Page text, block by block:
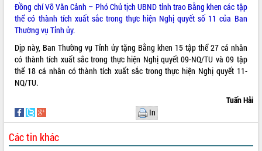
Đồng chí Võ Văn Cảnh – Phó Chủ tịch UBND tỉnh trao Bằng khen các tập
thể có thành tích xuất sắc trong thực hiện Nghị quyết số 11 của Ban
Thường vụ Tỉnh ủy.
Dịp này, Ban Thường vụ Tỉnh ủy tặng Bằng khen 15 tập thể 27 cá nhân
có thành tích xuất sắc trong thực hiện Nghị quyết 09-NQ/TU và 09 tập
thể 18 cá nhân có thành tích xuất sắc trong thực hiện Nghị quyết 11-
NQ/TU.
Tuấn Hải
In
Các tin khác